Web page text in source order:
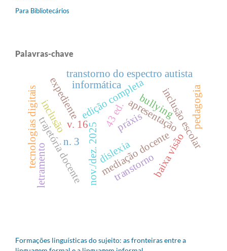
Para Bibliotecários
Palavras-chave
edição completa
v. 16
n. 3
nov./dez. 2025
43 ed.
expediente apresentação
trajetória docente mediação docente
transtorno do espectro autista
inclusão escolar
baixa visão
inclusão
tecnologias digitaisletramento
informática
práxis pedagogia
dislexia
transtorno
bullying
Formações linguísticas do sujeito: as fronteiras entre a